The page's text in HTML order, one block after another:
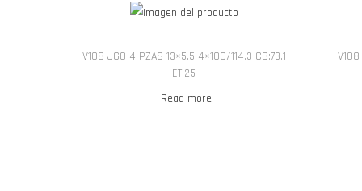
V108 JGO 4 PZAS 13×5.5 4×100/114.3 CB:73.1
ET:25
Read more